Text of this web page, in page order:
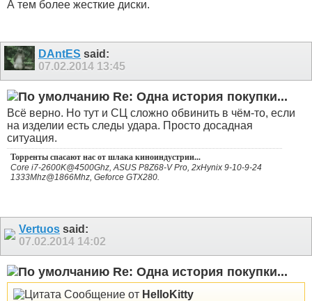
А тем более жесткие диски.
DAntES said:
07.02.2014 13:45
Re: Одна история покупки...
Всё верно. Но тут и СЦ сложно обвинить в чём-то, если
на изделии есть следы удара. Просто досадная
ситуация.
Торренты спасают нас от шлака киноиндустрии...
Core i7-2600K@4500Ghz, ASUS P8Z68-V Pro, 2xHynix 9-10-9-24
1333Mhz@1866Mhz, Geforce GTX280.
Vertuos said:
07.02.2014 14:02
Re: Одна история покупки...
Сообщение от HelloKitty